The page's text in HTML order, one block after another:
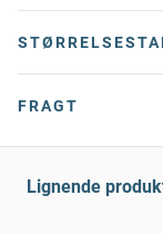
FRAGT
Lignende